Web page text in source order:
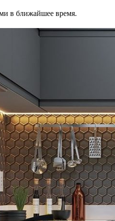
в ближайшее время.